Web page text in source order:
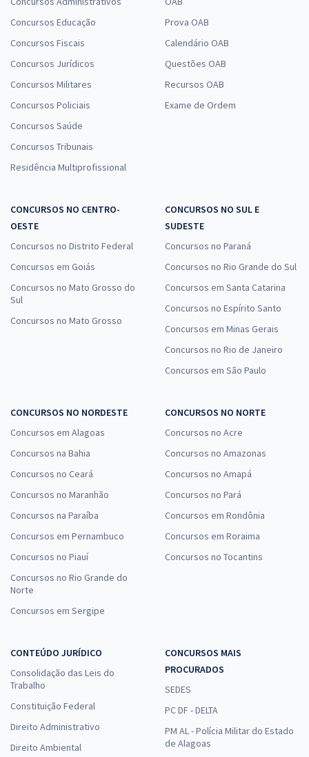
CRECI DF - Conselho Regional dos Corretores de Imóveis - 8ª Região
Administrativo - Atendimento ao Público (Pós-edital)
à vista
CRECI DF - Conselho Regional dos Corretores de Imóveis - 8ª Região
- 101 - PAS – Analista de TI (Pós-edital)
à vista
ou 12x de
R$39,99
Comprar
R$27,73
Economize R$ 83,18 (-20%)
Comprar
CRECI DF - Conselho Regional dos Corretores de Imóveis - 8ª Região
- Cód. 103 - PAS - Especialista em Serviços Técnico-Administrativos -
Comprar
Concursos Educação
Concursos Fiscais
Concursos Jurídicos
Concursos Militares
Concursos Policiais
Concursos Saúde
Concursos Tribunais
Residência Multiprofissional
Prova OAB
Calendário OAB
Questões OAB
Recursos OAB
Exame de Ordem
CONCURSOS NO CENTRO-
OESTE
Concursos no Distrito Federal
Concursos em Goiás
Concursos no Mato Grosso do
Sul
Concursos no Mato Grosso
CONCURSOS NO SUL E
SUDESTE
Concursos no Paraná
Concursos no Rio Grande do Sul
Concursos em Santa Catarina
Concursos no Espírito Santo
Concursos em Minas Gerais
Concursos no Rio de Janeiro
Concursos em São Paulo
CONCURSOS NO NORDESTE
Concursos em Alagoas
Concursos na Bahia
Concursos no Ceará
Concursos no Maranhão
Concursos na Paraíba
Concursos em Pernambuco
Concursos no Piauí
Concursos no Rio Grande do
Norte
Concursos em Sergipe
CONCURSOS NO NORTE
Concursos no Acre
Concursos no Amazonas
Concursos no Amapá
Concursos no Pará
Concursos em Rondônia
Concursos em Roraima
Concursos no Tocantins
CONTEÚDO JURÍDICO
Consolidação das Leis do
Trabalho
Constituição Federal
Direito Administrativo
Direito Ambiental
CONCURSOS MAIS
PROCURADOS
SEDES
PC DF - DELTA
PM AL - Polícia Militar do Estado
de Alagoas